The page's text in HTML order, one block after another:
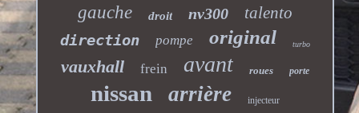
gauche droit nv300 talento
direction pompe original turbo
vauxhall frein avant roues porte
nissan arrière injecteur